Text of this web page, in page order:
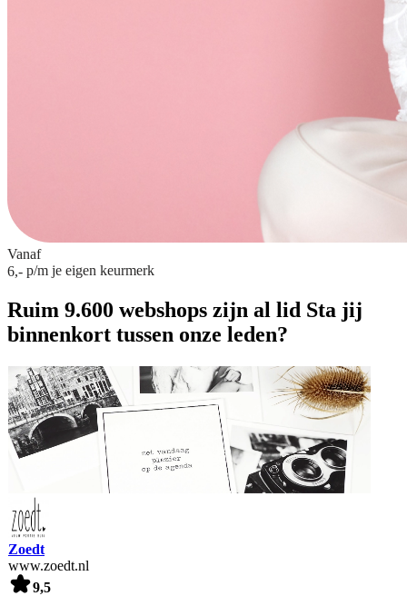
Vanaf
6,- p/m je eigen keurmerk
Ruim 9.600 webshops zijn al lid Sta jij
binnenkort tussen onze leden?
Zoedt
www.zoedt.nl
9,5